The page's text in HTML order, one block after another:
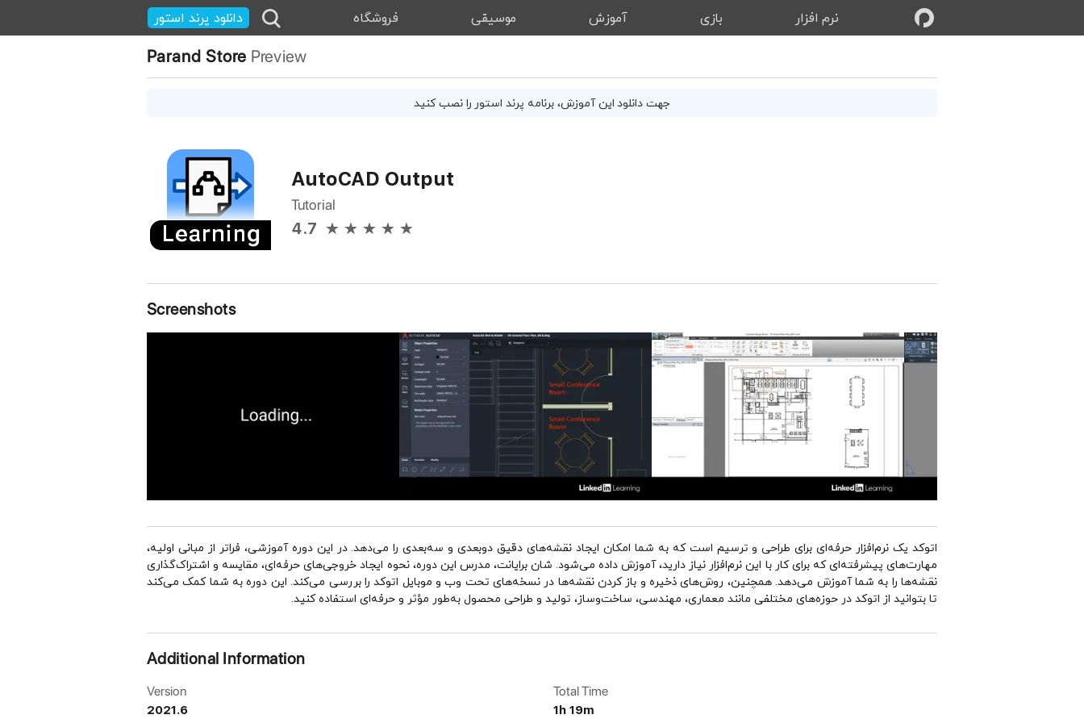
نرم‌ افزار بازی آموزش موسیقی فروشگاه دانلود پرند استور
Parand Store Preview
جهت دانلود اینآموزش، برنامه پرند استور را نصب کنید
AutoCAD Output
Tutorial
4.7
Screenshots
اتوکد یک نرم‌افزار حرفه‌ای برای طراحی و ترسیم است که به شما امکان ایجاد نقشه‌های دقیق دوبعدی و سه‌بعدی را می‌دهد. در این دوره آموزشی، فراتر از مبانی اولیه،
مهارت‌های پیشرفته‌ای که برای کار با این نرم‌افزار نیاز دارید، آموزش داده می‌شود. شان برایانت، مدرس این دوره، نحوه ایجاد خروجی‌های حرفه‌ای، مقایسه و اشتراک‌گذاری
نقشه‌ها را به شما آموزش می‌دهد. همچنین، روش‌های ذخیره و باز کردن نقشه‌ها در نسخه‌های تحت وب و موبایل اتوکد را بررسی می‌کند. این دوره به شما کمک می‌کند
تا بتوانید از اتوکد در حوزه‌های مختلفی مانند معماری، مهندسی، ساخت‌وساز، تولید و طراحی محصول به‌طور مؤثر و حرفه‌ای استفاده کنید.
Additional Information
Version
2021.6
Total Time
1h 19m